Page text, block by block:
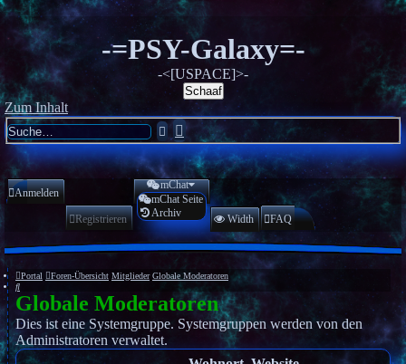
-=PSY-Galaxy=-
-<[USPACE]>-
Schaaf
Zum Inhalt
SucheErweiterte
Suche
Anmelden
Registrieren
mChat
mChat Seite
Archiv
Width FAQ
Portal Foren-Übersicht Mitglieder Globale Moderatoren
Suche
Globale Moderatoren
Dies ist eine Systemgruppe. Systemgruppen werden von den
Administratoren verwaltet.